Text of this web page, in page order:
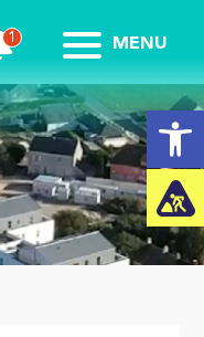
Ouvrir
MENU